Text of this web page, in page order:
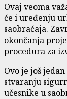
Ovaj veoma
će i uređenju
saobraćaja.
okončanja
procedura za
Ovo je još
stvaranju
učesnike u